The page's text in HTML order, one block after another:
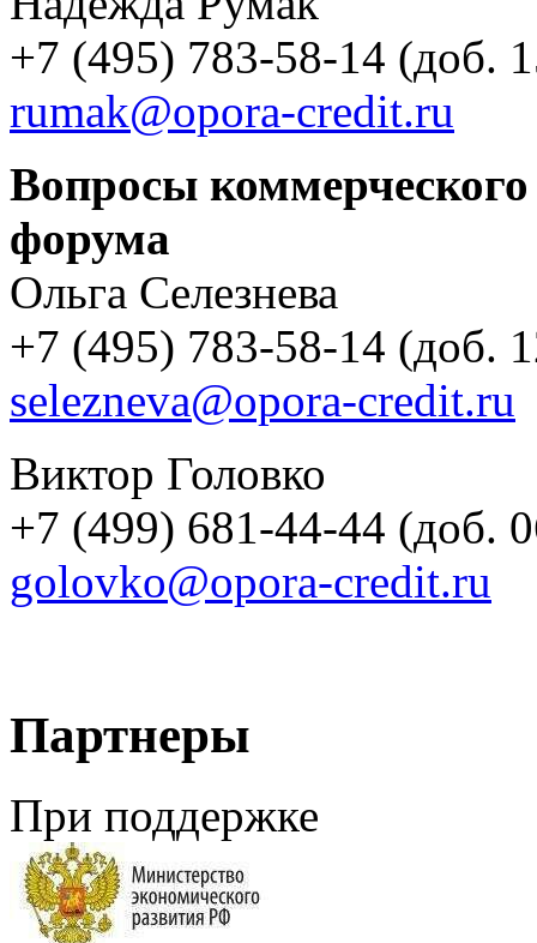
+7 (495) 783-58-14 (доб.
rumak@opora-credit.ru
Вопросы
форума
Ольга Селезнева
+7 (495) 783-58-14 (доб.
selezneva@opora-credit.ru
Виктор Головко
+7 (499) 681-44-44 (доб.
golovko@opora-credit.ru
Партнеры
При поддержке